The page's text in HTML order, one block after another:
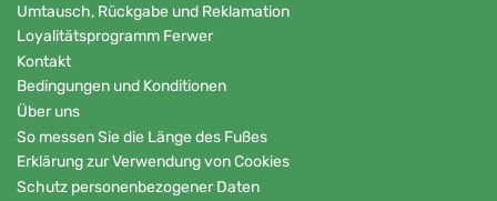
Umtausch, Rückgabe und Reklamation
Loyalitätsprogramm Ferwer
Kontakt
Bedingungen und Konditionen
Über uns
So messen Sie die Länge des Fußes
Erklärung zur Verwendung von Cookies
Schutz personenbezogener Daten